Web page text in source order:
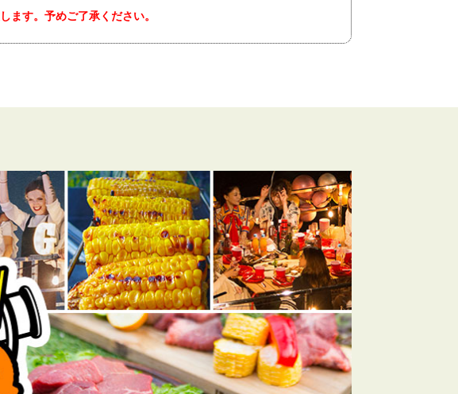
ます。予めご了承ください。